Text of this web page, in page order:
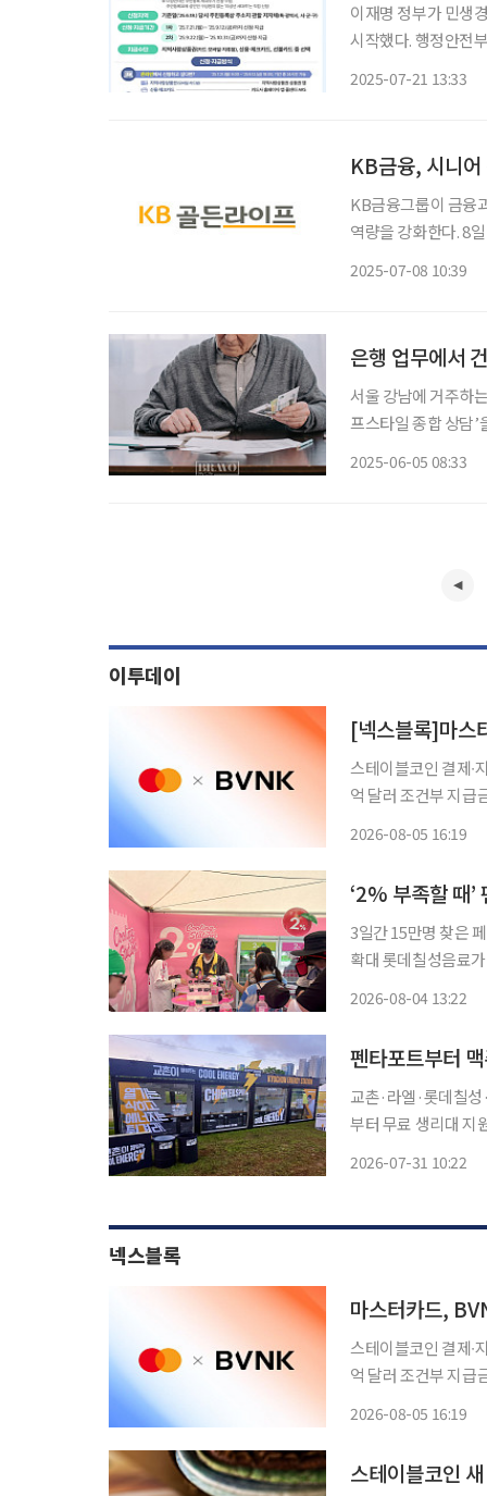
이재명 정부가 민생
시작했다. 행정안전부에 따르면 이날 오전 9시부터 신용·체크카드, 모바일·카드형 지역사랑
2025-07-21 13:33
KB금융, 시니
KB금융그룹이 금융
역량을 강화한다. 8일 KB금융에 따르면 시니어 전담 컨설팅센터인 ‘KB골든라이프센터’를 현
2025-07-08 10:39
은행 업무에서
서울 강남에 거주하
프스타일 종합 상담
2025-06-05 08:33
이투데이
스테이블코인 결제∙지급∙정산∙재무
억 달러 조건부 지급금 포
2026-08-05 16:19
‘2% 부족할 때
3일간 15만명 찾은
확대 롯데칠성음료가 인천 펜타포트 락 페스티벌에서 운영한 '2% 부족할 때 쿨링 스테이
2026-08-04 13:22
펜타포트부터
교촌·라엘·롯데칠
부터 무료 생리대 지
2026-07-31 10:22
넥스블록
마스터카드,
스테이블코인 결제∙지급∙정산∙재무
억 달러 조건부 지급금 포
2026-08-05 16:19
스테이블코인